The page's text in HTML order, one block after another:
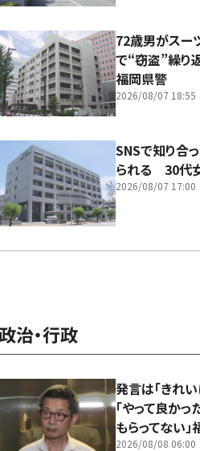
72歳男がスー
で“窃盗”繰
福岡県警
2026/08/07 18:55
SNSで知り合
られる 30代
2026/08/07 17:00
治・行政
発言は「きれ
「やって良か
もらってない」
2026/08/08 06:00